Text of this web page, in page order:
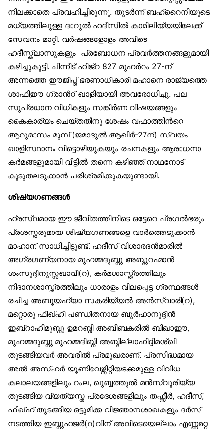
നിലക്കാതെ പ്രവഹിച്ചിരുന്നു. തുടര്‍ന്ന് ബഹ്റൈനിയുടെ
മധ്യത്തിലുള്ള ദാറുല്‍ ഹദീസില്‍ കാമിലിയ്യയിലേക്ക്
സേവനം മാറ്റി. വര്‍ഷങ്ങളോളം അവിടെ
ഹദീസ്ക്ലാസുകളും പ്രബോധന പ്രവര്‍ത്തനങ്ങളുമായി
കഴിച്ചുകൂട്ടി. പിന്നീട് ഹിജ്റ 827 മുഹര്‍റം 27-ന്
അന്നത്തെ ഈജിപ്ത് ഭരണാധികാരി മഹാനെ രാജ്യത്തെ
ശാഫിഈ ഗ്രാന്‍റ് ഖാളിയായി അവരോധിച്ചു. പല
സുപ്രധാന വിധികളും സങ്കീര്‍ണ വിഷയങ്ങളും
കൈകാര്യം ചെയ്തതിനു ശേഷം വഫാത്തിന്‍റെ
ആറുമാസം മുമ്പ് (ജമാദുല്‍ ആഖിര്‍-27ന്) സ്വയം
ഖാളിസ്ഥാനം വിട്ടൊഴിയുകയും രചനകളും ആരാധനാ
കര്‍മങ്ങളുമായി വീട്ടില്‍ തന്നെ കഴിഞ്ഞ് നാഥനോട്
കൂടുതലടുക്കാന്‍ പരിശ്രമിക്കുകയുണ്ടായി.
ശിഷ്യഗണങ്ങള്‍
ഹ്രസ്വമായ ഈ ജീവിതത്തിനിടെ ഒട്ടേറെ പ്രഗല്‍ഭരും
പ്രശസ്തരുമായ ശിഷ്യഗണങ്ങളെ വാര്‍ത്തെടുക്കാന്‍
മാഹാന് സാധിച്ചിട്ടുണ്ട്. ഹദീസ് വിശാരദന്‍മാരില്‍
അഗ്രഗണ്യനായ മുഹമ്മദുബ്നു അബ്ദുറഹ്മാന്‍
ശംസുദ്ദീനുസ്സഖാവീ(റ), കര്‍മശാസ്ത്രത്തിലും
നിദാനശാസ്ത്രത്തിലും ധാരാളം വിലപ്പെട്ട ഗ്രന്ഥങ്ങള്‍
രചിച്ച അബൂയഹ്യാ സകരിയ്യല്‍ അന്‍സ്വാരി(റ),
മറ്റൊരു ഫിഖ്ഹീ പണ്ഡിതനായ ബുര്‍ഹാനുദ്ദീന്‍
ഇബ്റാഹീമുബ്നു ഉമറബ്നി അബീബകരില്‍ ബിഖാഈ,
മുഹമ്മദുബ്നു മുഹമ്മദിബ്നി അബ്ദില്ലാഹിദ്ദിമശ്ഖി
തുടങ്ങിയവര്‍ അവരില്‍ പ്രമുഖരാണ്. പ്രസിദ്ധമായ
അല്‍ അസ്ഹര്‍ യൂണിവേഴ്സിറ്റിയടക്കമുള്ള വിവിധ
കലാലയങ്ങളിലും റംല, ഖുബ്ബത്തുല്‍ മന്‍സ്വൂരിയ്യ
തുടങ്ങിയ വ്യത്യസ്ത പ്രദേശങ്ങളിലും തഫ്സീര്‍, ഹദീസ്,
ഫിഖ്ഹ് തുടങ്ങിയ ഒട്ടുമിക്ക വിജ്ഞാനശാഖകളും ദര്‍സ്
നടത്തിയ ഇബ്നുഹജര്‍(റ)വിന് അവിടെയെല്ലാം എണ്ണമറ്റ